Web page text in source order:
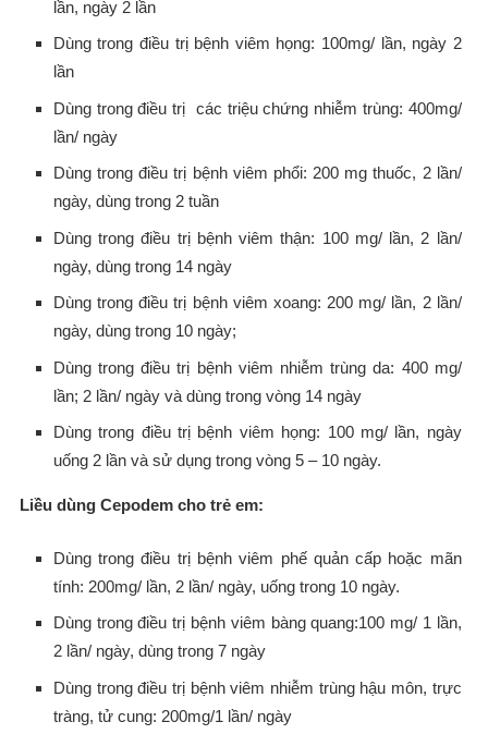
lần, ngày 2 lần
Dùng trong điều trị bệnh viêm họng: 100mg/ lần, ngày 2
lần
Dùng trong điều trị các triệu chứng nhiễm trùng: 400mg/
lần/ ngày
Dùng trong điều trị bệnh viêm phổi: 200 mg thuốc, 2 lần/
ngày, dùng trong 2 tuần
Dùng trong điều trị bệnh viêm thận: 100 mg/ lần, 2 lần/
ngày, dùng trong 14 ngày
Dùng trong điều trị bệnh viêm xoang: 200 mg/ lần, 2 lần/
ngày, dùng trong 10 ngày;
Dùng trong điều trị bệnh viêm nhiễm trùng da: 400 mg/
lần; 2 lần/ ngày và dùng trong vòng 14 ngày
Dùng trong điều trị bệnh viêm họng: 100 mg/ lần, ngày
uống 2 lần và sử dụng trong vòng 5 – 10 ngày.
Liều dùng Cepodem cho trẻ em:
Dùng trong điều trị bệnh viêm phế quản cấp hoặc mãn
tính: 200mg/ lần, 2 lần/ ngày, uống trong 10 ngày.
Dùng trong điều trị bệnh viêm bàng quang:100 mg/ 1 lần,
2 lần/ ngày, dùng trong 7 ngày
Dùng trong điều trị bệnh viêm nhiễm trùng hậu môn, trực
tràng, tử cung: 200mg/1 lần/ ngày